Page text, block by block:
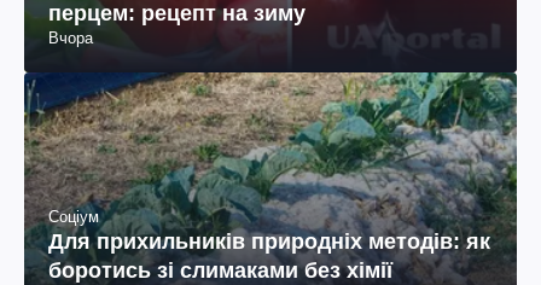
перцем: рецепт на зиму
Вчора
Соціум
Для прихильників природніх методів: як
боротись зі слимаками без хімії